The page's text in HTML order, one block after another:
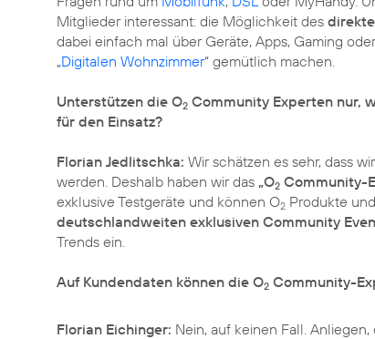
Mitglieder interessant: die Möglichkeit des
dabei einfach mal über Geräte, Apps, Gaming
„Digitalen Wohnzimmer“ gemütlich machen.
Unterstützen die O2 Community Experten nur,
für den Einsatz?
Florian Jedlitschka: Wir schätzen es sehr, dass
werden. Deshalb haben wir das „O2 Community-
exklusive Testgeräte und können O2 Produkte
deutschlandweiten exklusiven Community
Trends ein.
Auf Kundendaten können die O2 Community-
Florian Eichinger: Nein, auf keinen Fall.